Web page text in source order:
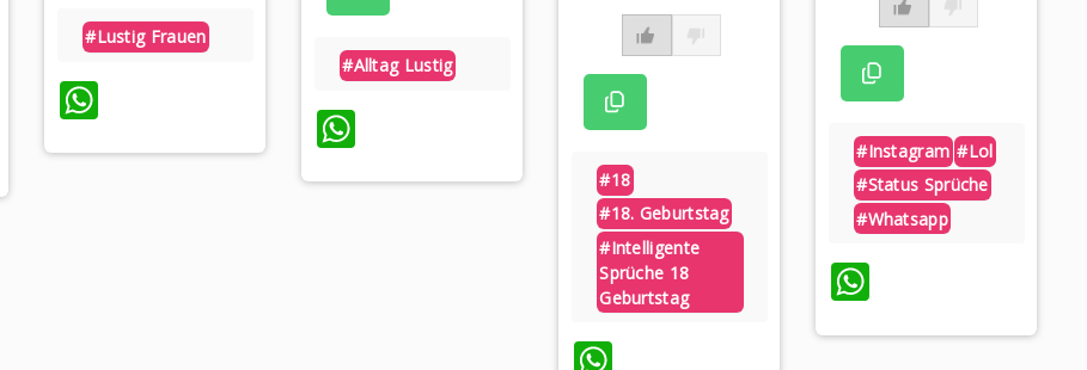
#lustig Frauen
WhatsApp
#alltag Lustig
WhatsApp
#18
#18. Geburtstag
#intelligente
Sprüche 18
Geburtstag
#instagram #lol
#status Sprüche
#whatsapp
WhatsApp